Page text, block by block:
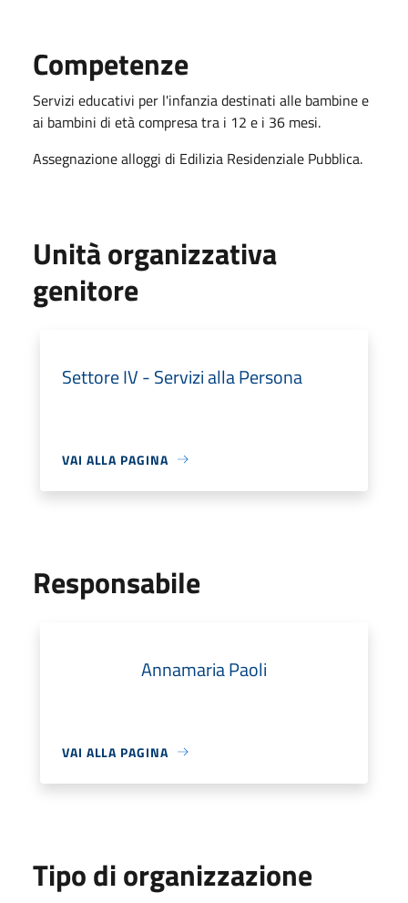
Competenze
Servizi educativi per l'infanzia destinati alle bambine e
ai bambini di età compresa tra i 12 e i 36 mesi.
Assegnazione alloggi di Edilizia Residenziale Pubblica.
Unità organizzativa
genitore
Settore IV - Servizi alla Persona
VAI ALLA PAGINA
Responsabile
Annamaria Paoli
VAI ALLA PAGINA
Tipo di organizzazione